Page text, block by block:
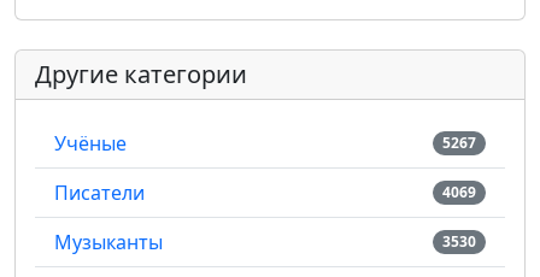
Другие категории
Учёные 5267
Писатели 4069
Музыканты 3530